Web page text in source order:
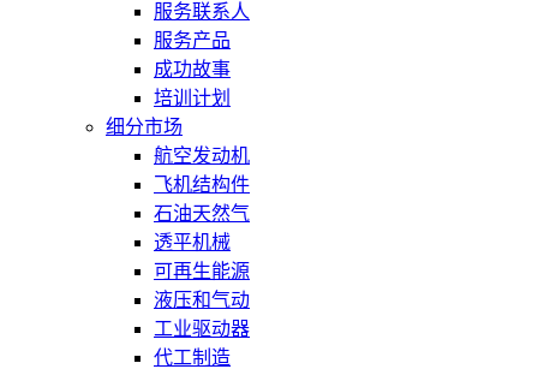
服务联系人
服务产品
成功故事
培训计划
细分市场
航空发动机
飞机结构件
石油天然气
透平机械
可再生能源
液压和气动
工业驱动器
代工制造